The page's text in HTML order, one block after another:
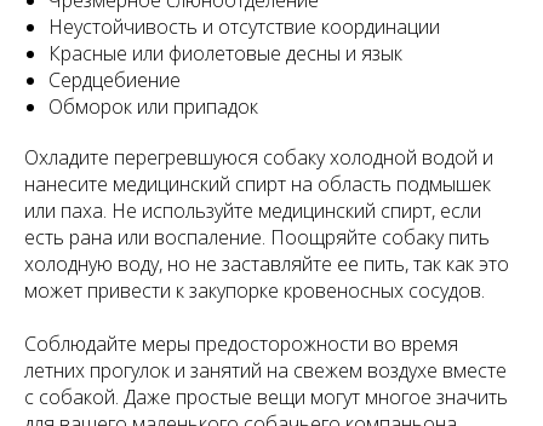
Неустойчивость и отсутствие координации
Красные или фиолетовые десны и язык
Сердцебиение
Обморок или припадок
Охладите перегревшуюся собаку холодной водой и
нанесите медицинский спирт на область подмышек
или паха. Не используйте медицинский спирт, если
есть рана или воспаление. Поощряйте собаку пить
холодную воду, но не заставляйте ее пить, так как это
может привести к закупорке кровеносных сосудов.
Соблюдайте меры предосторожности во время
летних прогулок и занятий на свежем воздухе вместе
с собакой. Даже простые вещи могут многое значить